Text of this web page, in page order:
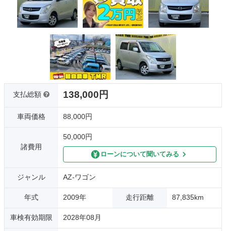
支払総額 138,000円
車両価格 88,000円
諸費用
50,000円
ローンについて聞いてみる
ジャンル AZ-ワゴン
年式 2009年 走行距離 87,835km
車検有効期限 2028年08月